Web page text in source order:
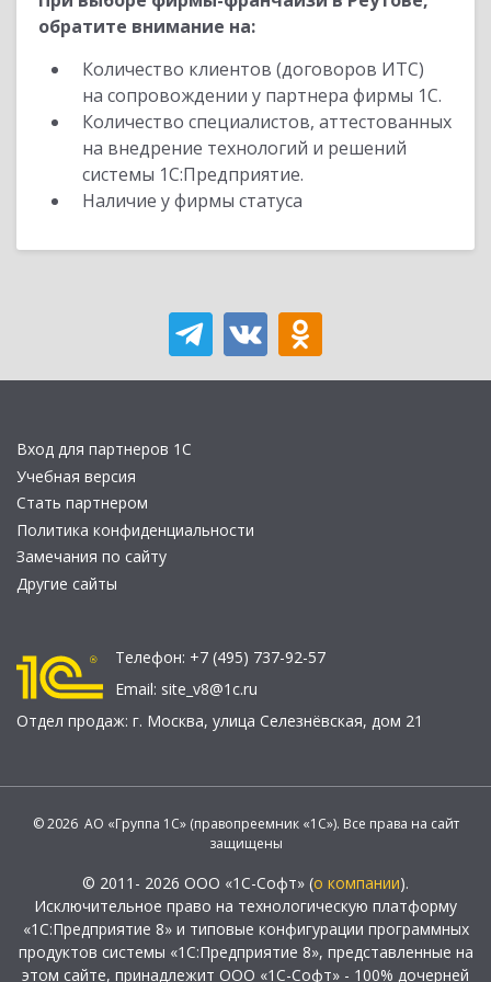
обратите внимание на:
Количество клиентов (договоров ИТС)
на сопровождении у партнера фирмы 1С.
Количество специалистов, аттестованных
на внедрение технологий и решений
системы 1С:Предприятие.
Наличие у фирмы статуса
Вход для партнеров 1С
Учебная версия
Стать партнером
Политика конфиденциальности
Замечания по сайту
Другие сайты
Телефон: +7 (495) 737-92-57
Email: site_v8@1c.ru
Отдел продаж: г. Москва, улица Селезнёвская, дом 21
© 2026 АО «Группа 1С» (правопреемник «1С»). Все права на сайт
защищены
© 2011- 2026 ООО «1С-Софт» (о компании).
Исключительное право на технологическую платформу
«1С:Предприятие 8» и типовые конфигурации программных
продуктов системы «1С:Предприятие 8», представленные на
этом сайте, принадлежит ООО «1С-Софт» - 100% дочерней